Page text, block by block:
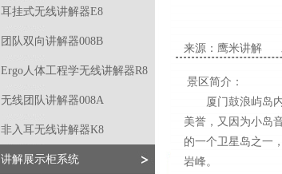
耳挂式无线讲解器E8
团队双向讲解器008B
Ergo人体工程学无线讲解器R8
无线团队讲解器008A
非入耳无线讲解器K8
讲解展示柜系统
来源：鹰米讲解
景区简介：
厦门鼓浪屿岛内
美誉，又因为小岛
的一个卫星岛之一
岩峰。